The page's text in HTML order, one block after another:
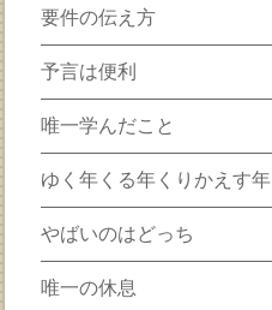
要件の伝え方
予言は便利
唯一学んだこと
ゆく年くる年くりかえす年
やばいのはどっち
唯一の休息